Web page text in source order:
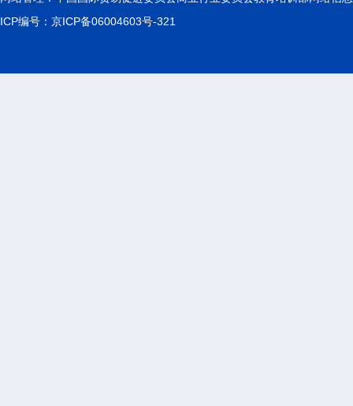
ICP编号：京ICP备06004603号-321